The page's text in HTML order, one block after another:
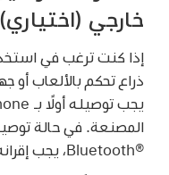
خارجي (اختياري)
إذا كنت ترغب في
ذراع تحكم بالألعاب أو
المصنعة. في حالة
Bluetooth®‎، يجب إقرانه بـ iPhone.